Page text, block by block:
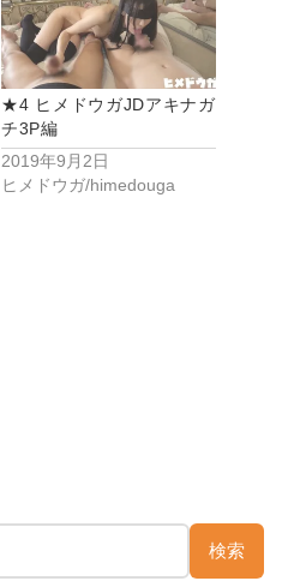
★4 ヒメドウガJDアキナガ
チ3P編
2019年9月2日
ヒメドウガ/himedouga
検索